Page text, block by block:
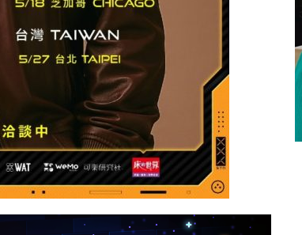
迈亚密网球公开
赛 郑钦文 王欣
瑜闯32强